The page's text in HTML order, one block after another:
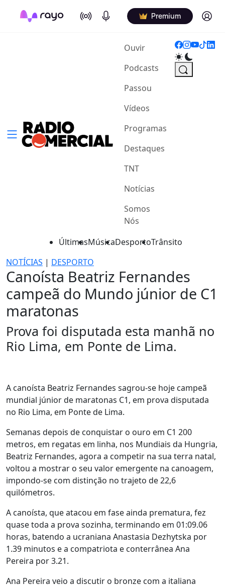
On Air Podcasts Premium Log in
Ouvir(current)
Podcasts
Passou
Vídeos
Programas
Destaques
TNT
Notícias
Somos
Nós
ÚltimasMúsicaDesportoTrânsito
NOTÍCIAS | DESPORTO
Canoísta Beatriz Fernandes
campeã do Mundo júnior de C1
maratonas
Prova foi disputada esta manhã no
Rio Lima, em Ponte de Lima.
A canoísta Beatriz Fernandes sagrou-se hoje campeã
mundial júnior de maratonas C1, em prova disputada
no Rio Lima, em Ponte de Lima.
Semanas depois de conquistar o ouro em C1 200
metros, em regatas em linha, nos Mundiais da Hungria,
Beatriz Fernandes, agora a competir na sua terra natal,
voltou a mostrar o seu valor emergente na canoagem,
impondo-se com distinção no trajeto de 22,6
quilómetros.
A canoísta, que atacou em fase ainda prematura, fez
quase toda a prova sozinha, terminando em 01:09.06
horas, batendo a ucraniana Anastasia Dezhytska por
1.39 minutos e a compatriota e conterrânea Ana
Pereira por 3.21.
Ana Pereira veio a discutir o bronze com a italiana